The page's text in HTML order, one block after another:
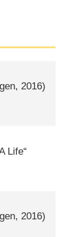
2016)
Life“
2016)